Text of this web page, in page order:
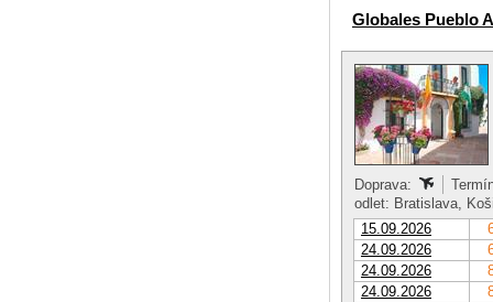
Globales Pueblo
Doprava:
odlet: Bratislava,
15.09.2026
24.09.2026
24.09.2026
24.09.2026